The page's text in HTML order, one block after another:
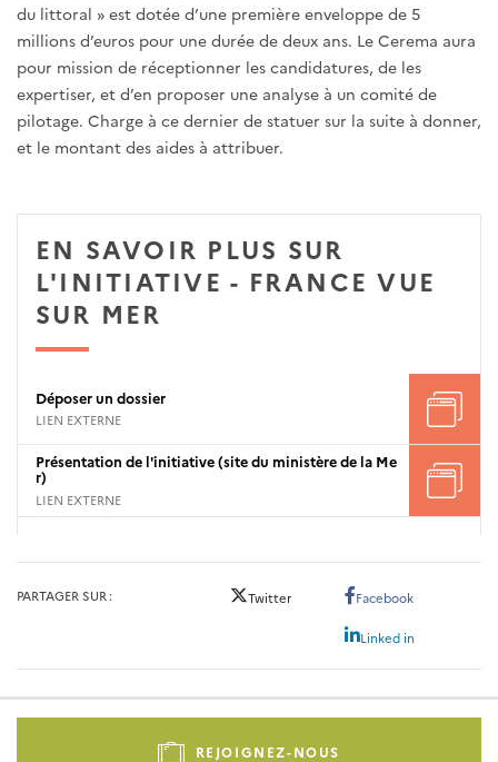
du littoral » est dotée d’une première enveloppe de 5
millions d’euros pour une durée de deux ans. Le Cerema aura
pour mission de réceptionner les candidatures, de les
expertiser, et d’en proposer une analyse à un comité de
pilotage. Charge à ce dernier de statuer sur la suite à donner,
et le montant des aides à attribuer.
EN SAVOIR PLUS SUR
L'INITIATIVE - FRANCE VUE
SUR MER
Déposer un dossier
LIEN EXTERNE
Présentation de l'initiative (site du ministère de la Me
r)
LIEN EXTERNE
PARTAGER SUR Twitter Facebook
Linked in
Pied
REJOIGNEZ-NOUS